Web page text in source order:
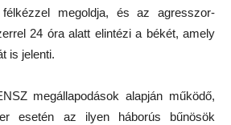
megoldja, és az agresszor-
24 óra alatt elintézi a békét, amely
is jelenti.
megállapodások alapján működő,
esetén az ilyen háborús bűnösök